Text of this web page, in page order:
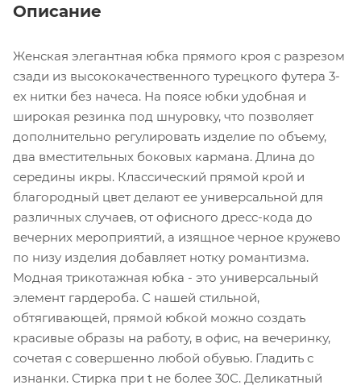
Описание
Женская элегантная юбка прямого кроя с разрезом
сзади из высококачественного турецкого футера 3-
ех нитки без начеса. На поясе юбки удобная и
широкая резинка под шнуровку, что позволяет
дополнительно регулировать изделие по объему,
два вместительных боковых кармана. Длина до
середины икры. Классический прямой крой и
благородный цвет делают ее универсальной для
различных случаев, от офисного дресс-кода до
вечерних мероприятий, а изящное черное кружево
по низу изделия добавляет нотку романтизма.
Модная трикотажная юбка - это универсальный
элемент гардероба. С нашей стильной,
обтягивающей, прямой юбкой можно создать
красивые образы на работу, в офис, на вечеринку,
сочетая с совершенно любой обувью. Гладить с
изнанки. Стирка при t не более 30С. Деликатный